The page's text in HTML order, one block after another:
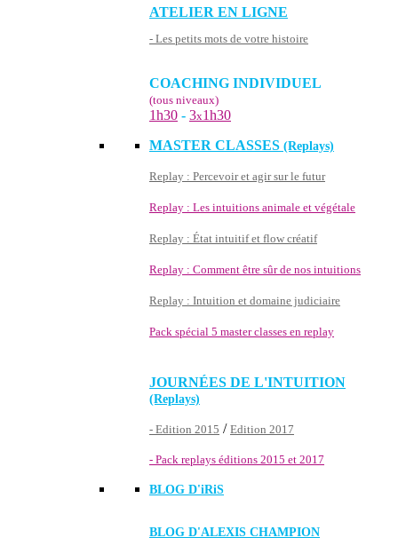
ATELIER EN LIGNE
- Les petits mots de votre histoire
COACHING INDIVIDUEL
(tous niveaux)
1h30 - 3x1h30
MASTER CLASSES (Replays)
Replay : Percevoir et agir sur le futur
Replay : Les intuitions animale et végétale
Replay : État intuitif et flow créatif
Replay : Comment être sûr de nos intuitions
Replay : Intuition et domaine judiciaire
Pack spécial 5 master classes en replay
JOURNÉES DE L'INTUITION
(Replays)
- Edition 2015 / Edition 2017
- Pack replays éditions 2015 et 2017
BLOG D'iRiS
BLOG D'ALEXIS CHAMPION